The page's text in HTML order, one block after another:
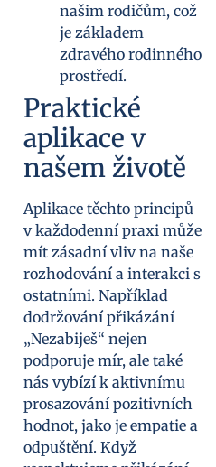
našim rodičům, což
je základem
zdravého rodinného
prostředí.
Praktické
aplikace v
našem životě
Aplikace těchto principů
v každodenní praxi může
mít zásadní vliv na naše
rozhodování a interakci s
ostatními. Například
dodržování přikázání
„Nezabiješ“ nejen
podporuje mír, ale také
nás vybízí k aktivnímu
prosazování pozitivních
hodnot, jako je empatie a
odpuštění. Když